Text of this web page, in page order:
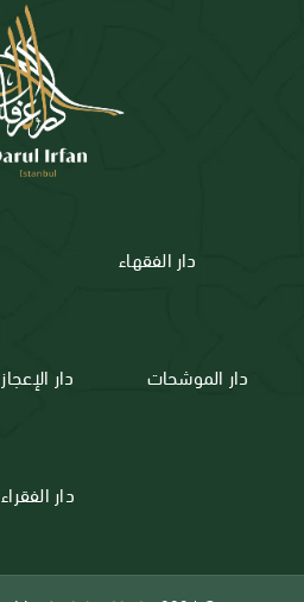
دار الفقهاء
دار الموشحات دار الإعجاز
دار الفقراء